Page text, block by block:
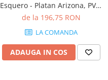
Esquero - Platan Arizona, PVC,
20 buc/cutie, compatibil
de la 196,75 RON
LA COMANDA
ADAUGA IN COS